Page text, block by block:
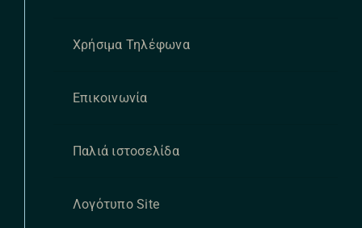
Χρήσιμα Τηλέφωνα
Επικοινωνία
Παλιά ιστοσελίδα
Λογότυπο Site